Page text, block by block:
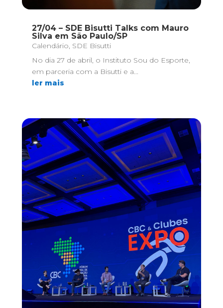
27/04 – SDE Bisutti Talks com Mauro
Silva em São Paulo/SP
Calendário, SDE Bisutti
No dia 27 de abril, o Instituto Sou do Esporte,
em parceria com a Bisutti e a...
ler mais